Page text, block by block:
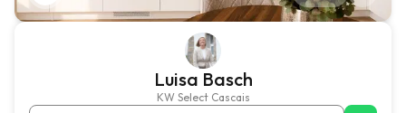
Luisa Basch
KW Select Cascais